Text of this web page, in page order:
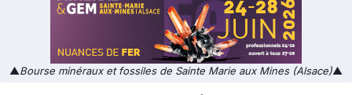
▲Bourse minéraux et fossiles de Sainte Marie aux Mines (Alsace)▲